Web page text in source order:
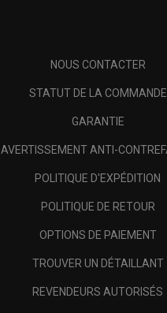
NOUS CONTACTER
STATUT DE LA COMMANDE
GARANTIE
AVERTISSEMENT ANTI-
POLITIQUE D'EXPÉDITION
POLITIQUE DE RETOUR
OPTIONS DE PAIEMENT
TROUVER UN DÉTAILLANT
REVENDEURS AUTORISÉS